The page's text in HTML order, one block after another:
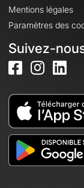
Mentions légales
Paramètres des
Suivez-